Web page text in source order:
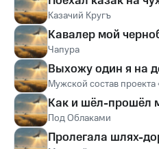
Казачий Кругъ
Кавалер мой
Чапура
Выхожу один я на
Мужской состав проекта
Как и шёл-прошёл
Под Облаками
Пролегала шлях-